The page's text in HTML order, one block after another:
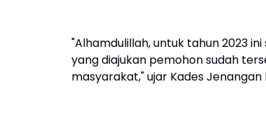
"Alhamdulillah, untuk tahun 2023
yang diajukan pemohon sudah
masyarakat," ujar Kades